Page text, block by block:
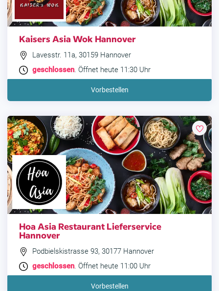
Kaisers Asia Wok Hannover
Lavesstr. 11a, 30159 Hannover
geschlossen. Öffnet heute 11:30 Uhr
Vorbestellen
Hoa Asia Restaurant Lieferservice
Hannover
Podbielskistrasse 93, 30177 Hannover
geschlossen. Öffnet heute 11:00 Uhr
Vorbestellen